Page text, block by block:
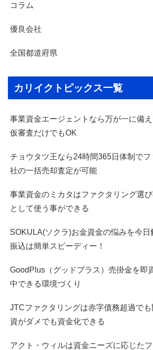
コラム
優良会社
全国都道府県
カリイクトピックス一覧
事業資金エージェントなら万が一に備
仮審査だけでもOK
チョウタツ王なら24時間365日体制で
社の一括売却査定が可能
事業資金のミカタはファクタリング選
として使う事ができる
SOKULA(ソクラ)お金資金の悩みを今日
振込は簡単スピーディー！
GoodPlus（グッドプラス）売掛金を即
中できる環境づくり
JTCファクタリングは赤字債務超過で
資がダメでも資金化できる
アクト・ウィルは資金ニーズに応じた